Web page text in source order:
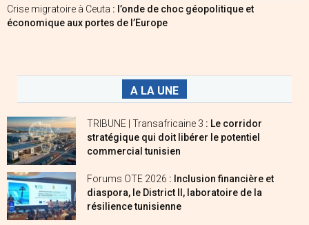
Crise migratoire à Ceuta : l’onde de choc géopolitique et
économique aux portes de l’Europe
A LA UNE
TRIBUNE | Transafricaine 3 : Le corridor
stratégique qui doit libérer le potentiel
commercial tunisien
Forums OTE 2026 : Inclusion financière et
diaspora, le District II, laboratoire de la
résilience tunisienne